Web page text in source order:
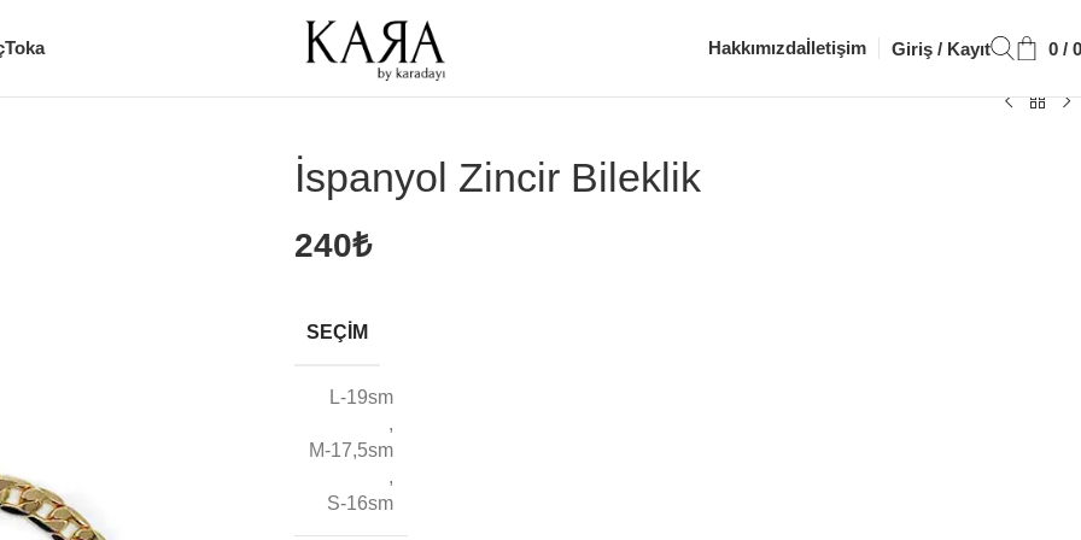
Toka Hakkımızdaİletişim Giriş / Kayıt 0 / 0
İspanyol Zincir Bileklik
240₺
SEÇIM
L-19sm
,
M-17,5sm
,
S-16sm